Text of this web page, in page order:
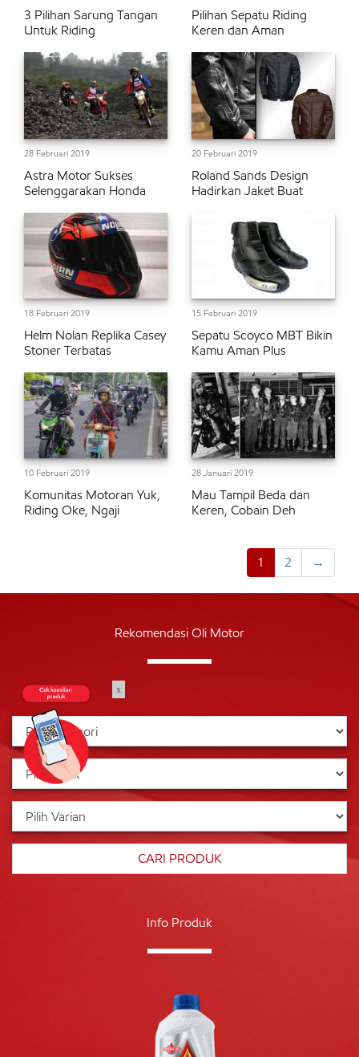
3 Pilihan Sarung Tangan
Untuk Riding
Pilihan Sepatu Riding
Keren dan Aman
28 Februari 2019
Astra Motor Sukses
Selenggarakan Honda
20 Februari 2019
Roland Sands Design
Hadirkan Jaket Buat
18 Februari 2019
Helm Nolan Replika Casey
Stoner Terbatas
15 Februari 2019
Sepatu Scoyco MBT Bikin
Kamu Aman Plus
10 Februari 2019
Komunitas Motoran Yuk,
Riding Oke, Ngaji
28 Januari 2019
Mau Tampil Beda dan
Keren, Cobain Deh
1 2 →
Rekomendasi Oli Motor
Info Produk
x